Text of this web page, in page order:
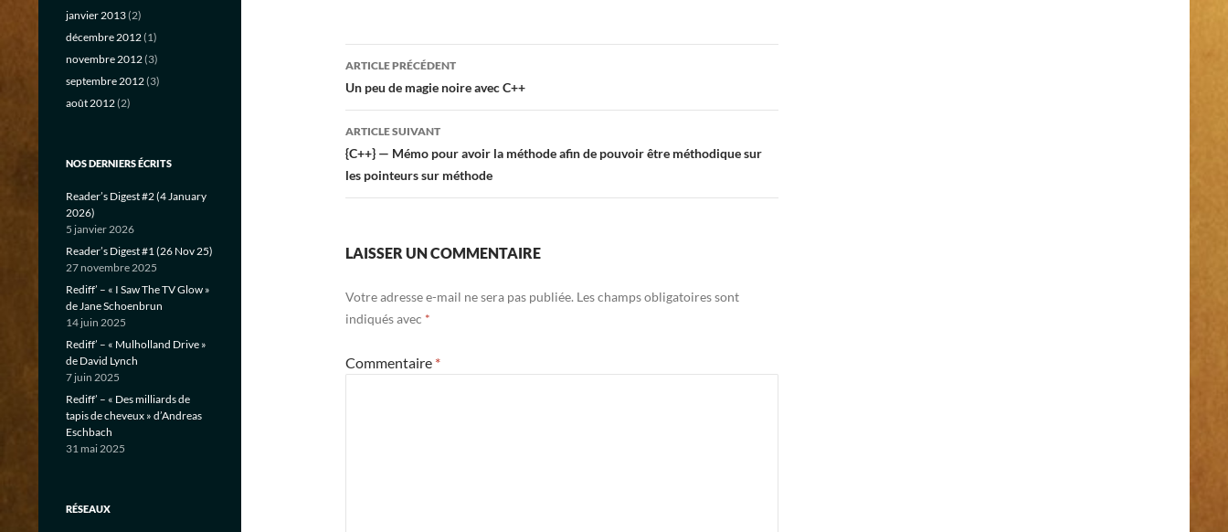
Navigation
des
articles
ARTICLE PRÉCÉDENT
Un peu de magie noire avec C++
ARTICLE SUIVANT
{C++} — Mémo pour avoir la méthode afin de pouvoir être méthodique sur
les pointeurs sur méthode
LAISSER UN COMMENTAIRE
Votre adresse e-mail ne sera pas publiée. Les champs obligatoires sont
indiqués avec *
Commentaire *
janvier 2013(2)
décembre 2012(1)
novembre 2012(3)
septembre 2012(3)
août 2012(2)
NOS DERNIERS ÉCRITS
Reader’s Digest #2 (4 January
2026)
5 janvier 2026
Reader’s Digest #1 (26 Nov 25)
27 novembre 2025
Rediff’ – « I Saw The TV Glow »
de Jane Schoenbrun
14 juin 2025
Rediff’ – « Mulholland Drive »
de David Lynch
7 juin 2025
Rediff’ – « Des milliards de
tapis de cheveux » d’Andreas
Eschbach
31 mai 2025
RÉSEAUX